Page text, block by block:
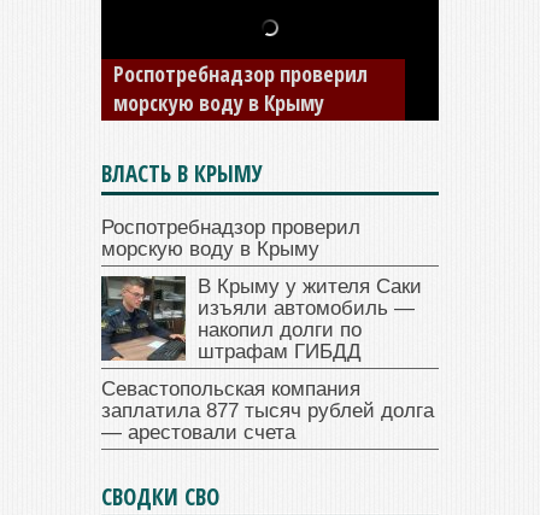
В Крыму у жителя Саки
изъяли автомобиль —
накопил долги по штрафам
ГИБДД
ВЛАСТЬ В КРЫМУ
Роспотребнадзор проверил
морскую воду в Крыму
В Крыму у жителя Саки
изъяли автомобиль —
накопил долги по
штрафам ГИБДД
Севастопольская компания
заплатила 877 тысяч рублей долга
— арестовали счета
СВОДКИ СВО